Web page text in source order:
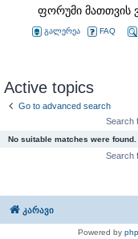
ფორუმი მათთვის
გალერეა FAQ
Active topics
Go to advanced search
Search
No suitable matches were found.
Search
კარავი
Powered by